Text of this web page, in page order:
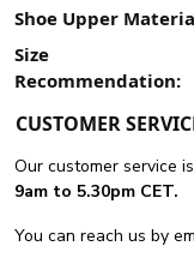
Shoe Upper
Size
Recommendation:
CUSTOMER
Our customer service is
9am to 5.30pm CET.
You can reach us by